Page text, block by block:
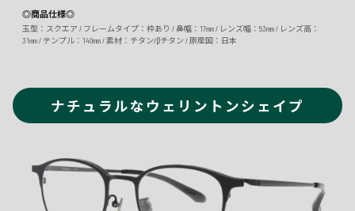
◎商品仕様◎
玉型：スクエア / フレームタイプ：枠あり / 鼻幅：17mm / レンズ幅：53mm / レンズ高：
31mm / テンプル：140mm / 素材：チタン/βチタン / 原産国：日本
ナチュラルなウェリントンシェイプ